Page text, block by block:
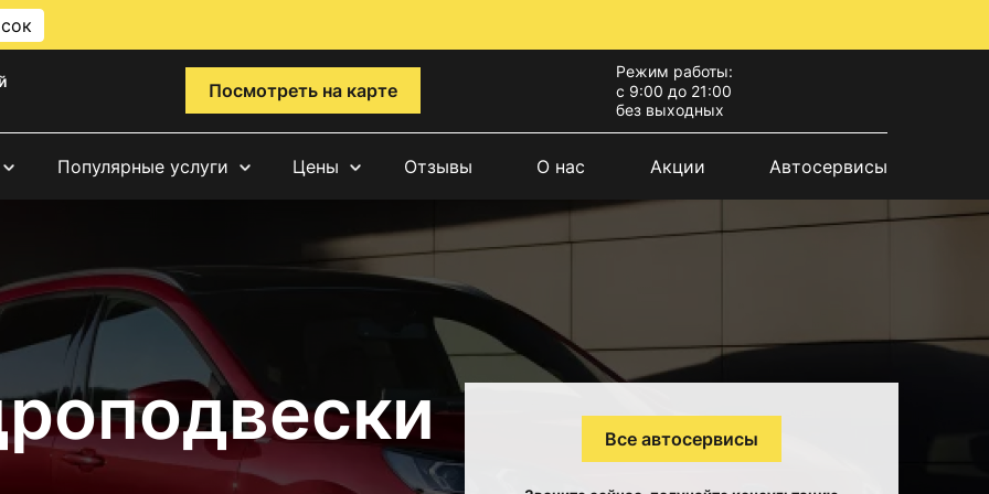
Посмотреть на карте
Режим работы:
с 9:00 до 21:00
без выходных
Популярные услуги Цены Отзывы О нас Акции Автосервисы
Все автосервисы